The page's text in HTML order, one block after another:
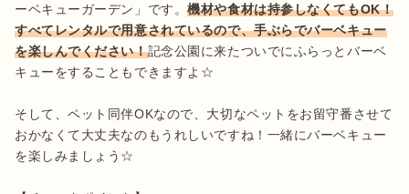
ーベキューガーデン」です。機材や食材は持参しなくてもOK！
すべてレンタルで用意されているので、手ぶらでバーベキュー
を楽しんでください！記念公園に来たついでにふらっとバーベ
キューをすることもできますよ☆
そして、ペット同伴OKなので、大切なペットをお留守番させて
おかなくて大丈夫なのもうれしいですね！一緒にバーベキュー
を楽しみましょう☆